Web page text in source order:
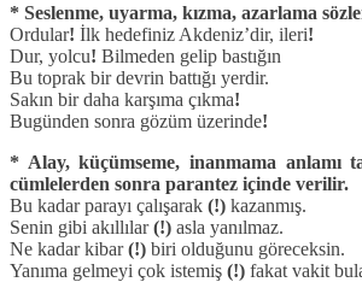
* Seslenme, uyarma, kızma, azarlama
Ordular! İlk hedefiniz Akdeniz’dir, ileri!
Dur, yolcu! Bilmeden gelip bastığın
Bu toprak bir devrin battığı yerdir.
Sakın bir daha karşıma çıkma!
Bugünden sonra gözüm üzerinde!
* Alay, küçümseme, inanmama anlamı
cümlelerden sonra parantez içinde verilir.
Bu kadar parayı çalışarak (!) kazanmış.
Senin gibi akıllılar(!) asla yanılmaz.
Ne kadar kibar(!) biri olduğunu göreceksin.
Yanıma gelmeyi çok istemiş (!) fakat vakit